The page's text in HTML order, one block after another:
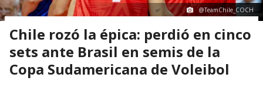
@TeamChile_COCH
Chile rozó la épica: perdió en cinco
sets ante Brasil en semis de la
Copa Sudamericana de Voleibol